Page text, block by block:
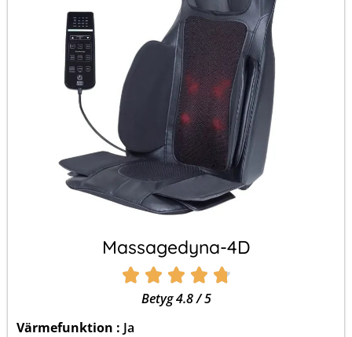
Massagedyna-4D
    
Betyg 4.8 / 5
Värmefunktion : Ja